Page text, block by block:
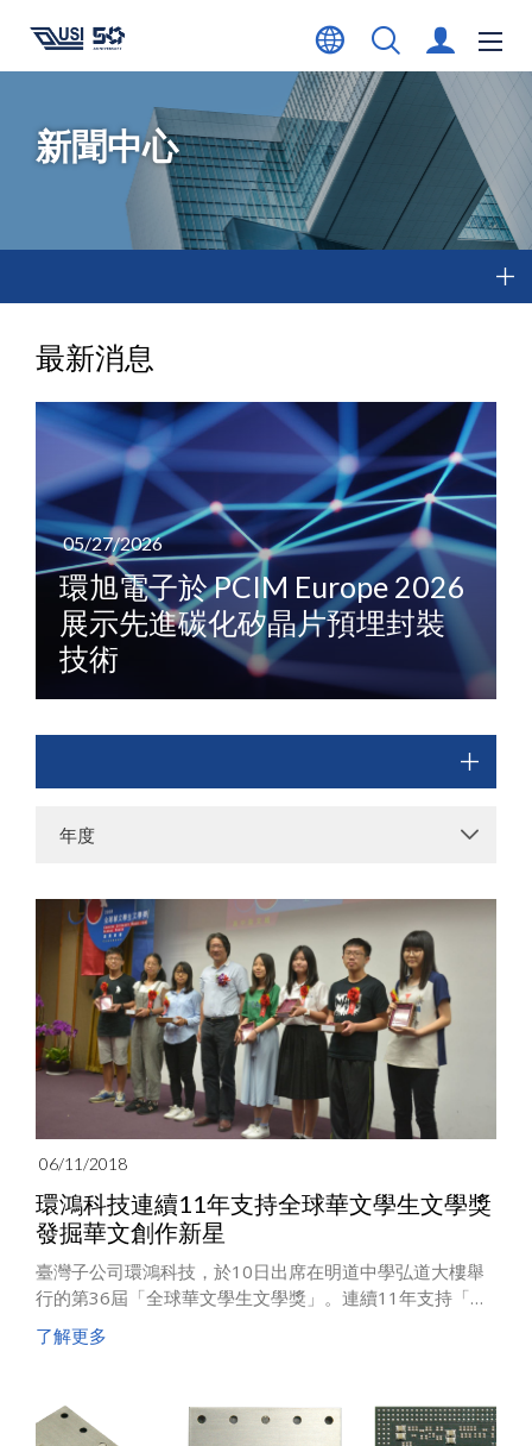
新聞中心
最新消息
05/27/2026
環旭電子於 PCIM Europe 2026
展示先進碳化矽晶片預埋封裝
技術
年度
06/11/2018
環鴻科技連續11年支持全球華文學生文學獎
發掘華文創作新星
臺灣子公司環鴻科技，於10日出席在明道中學弘道大樓舉
行的第36屆「全球華文學生文學獎」。連續11年支持「全
球華文學生文學獎」舉辦，與明道中學・明道文藝共同倡
導校園寫作風氣，發掘華文文壇創作新星，使文藝教育確
了解更多